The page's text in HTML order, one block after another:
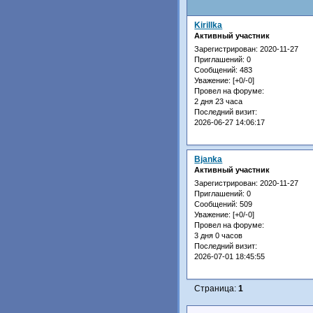
Kirillka
Активный участник
Зарегистрирован: 2020-11-27
Приглашений: 0
Сообщений: 483
Уважение: [+0/-0]
Провел на форуме:
2 дня 23 часа
Последний визит:
2026-06-27 14:06:17
Bjanka
Активный участник
Зарегистрирован: 2020-11-27
Приглашений: 0
Сообщений: 509
Уважение: [+0/-0]
Провел на форуме:
3 дня 0 часов
Последний визит:
2026-07-01 18:45:55
Страница:1